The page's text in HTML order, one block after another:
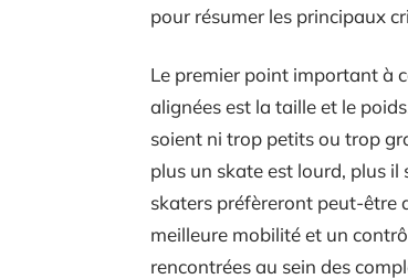
pour résumer les principaux
Le premier point important à
alignées est la taille et le
soient ni trop petits ou trop
plus un skate est lourd, plus
skaters préfèreront peut-être
meilleure mobilité et un
rencontrées au sein des